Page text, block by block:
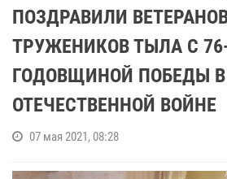
ПОЗДРАВИЛИ
ТРУЖЕНИКОВ ТЫЛА С
ГОДОВЩИНОЙ ПОБЕДЫ
ОТЕЧЕСТВЕННОЙ ВОЙНЕ
07 мая 2021, 08:28